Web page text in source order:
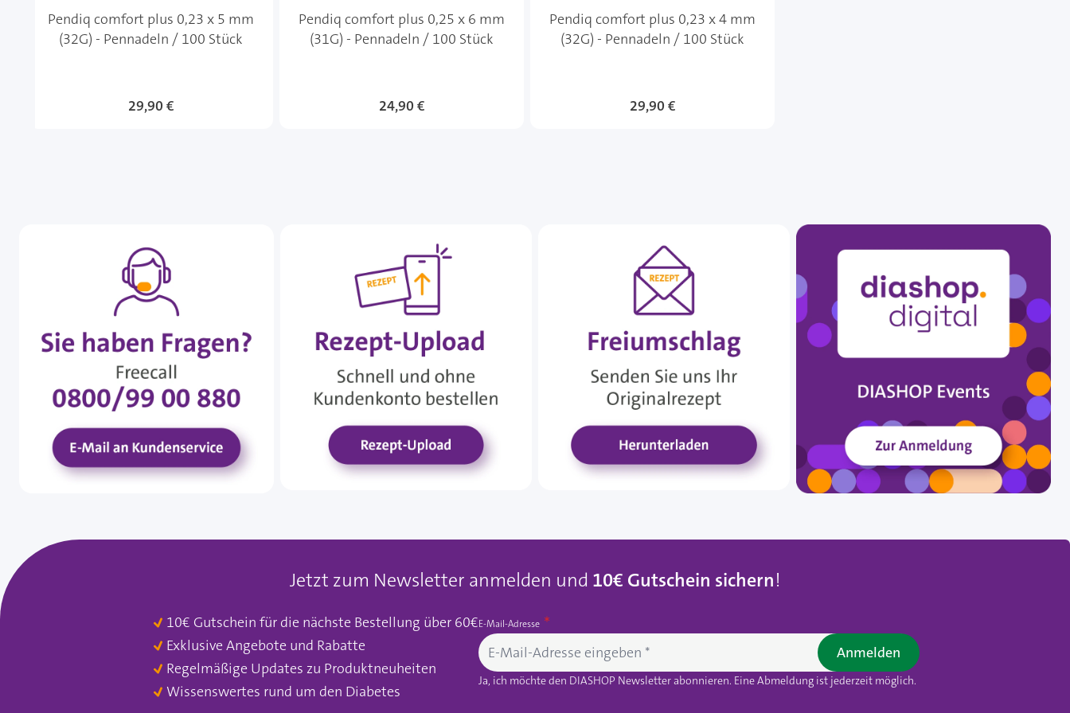
Pendiq comfort plus 0,23 x 5 mm
(32G) - Pennadeln / 100 Stück
29,90 €
Pendiq comfort plus 0,25 x 6 mm
(31G) - Pennadeln / 100 Stück
24,90 €
Pendiq comfort plus 0,23 x 4 mm
(32G) - Pennadeln / 100 Stück
29,90 €
Jetzt zum Newsletter anmelden und 10€ Gutschein sichern!
10€ Gutschein für die nächste Bestellung über 60€
Exklusive Angebote und Rabatte
Regelmäßige Updates zu Produktneuheiten
Wissenswertes rund um den Diabetes
E-Mail-Adresse
Ja, ich möchte den DIASHOP Newsletter abonnieren. Eine Abmeldung ist jederzeit möglich.
Anmelden